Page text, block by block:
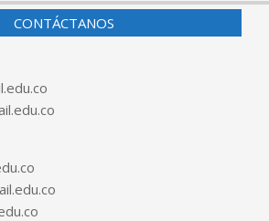
CONTÁCTANOS